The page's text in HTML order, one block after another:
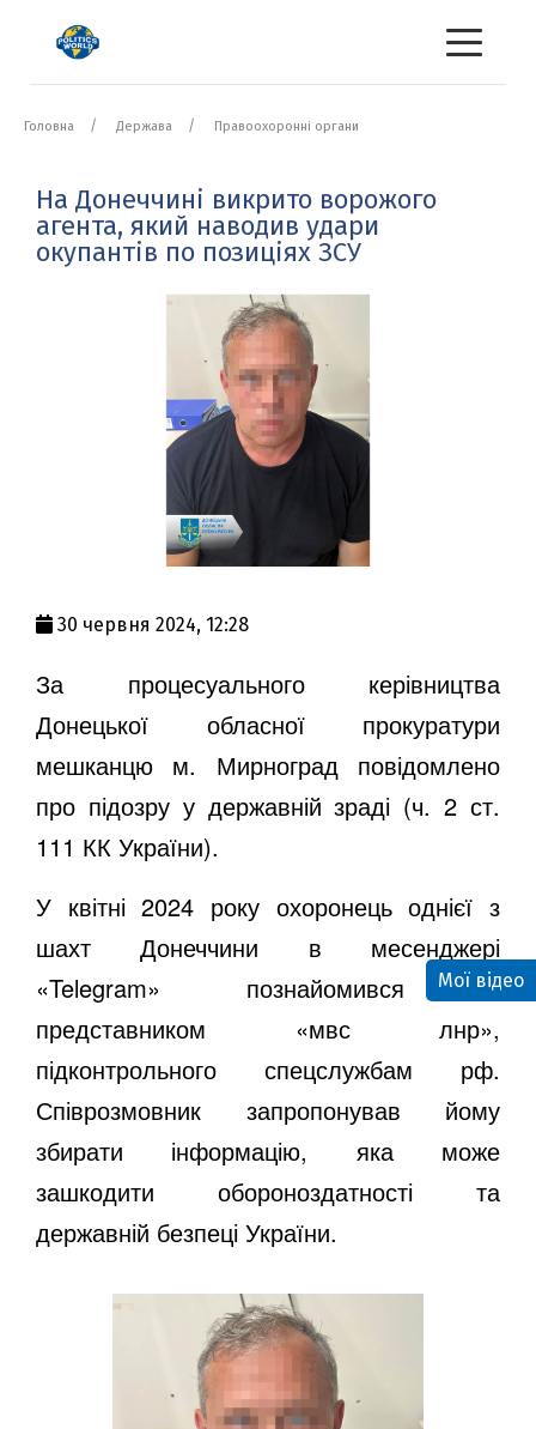
Головна Держава Правоохоронні органи
На Донеччині викрито ворожого
агента, який наводив удари
окупантів по позиціях ЗСУ
30 червня 2024, 12:28
За процесуального керівництва
Донецької обласної прокуратури
мешканцю м. Мирноград повідомлено
про підозру у державній зраді (ч. 2 ст.
111 КК України).
У квітні 2024 року охоронець однієї з
шахт Донеччини в месенджері
«Telegram» познайомився з
представником «мвс лнр»,
підконтрольного спецслужбам рф.
Співрозмовник запропонував йому
збирати інформацію, яка може
зашкодити обороноздатності та
державній безпеці України.
Мої відео